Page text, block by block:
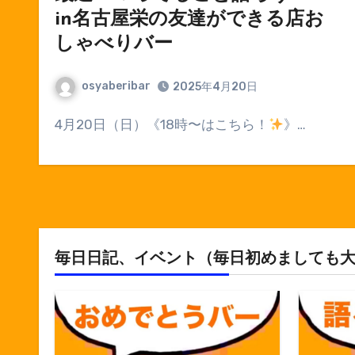
in名古屋栄の友達ができる店お
しゃべりバー
osyaberibar 2025年4月20日
4月20日（日）《18時〜はこちら！ 》…
毎日日記、イベント（毎日初めましても